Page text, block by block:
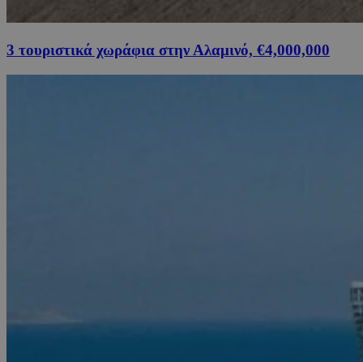
3 τουριστικά χωράφια στην Αλαμινό, €4,000,000